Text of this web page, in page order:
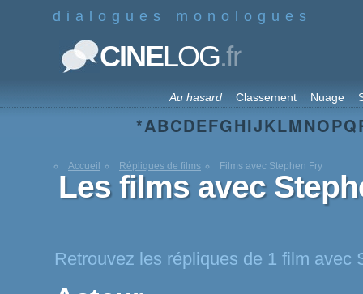
dialogues monologues
CINELOG.fr
Au hasard Classement Nuage
*ABCDEFGHIJKLMNOPQ
Accueil Répliques de films Films avec Stephen Fry
Les films avec
Retrouvez les répliques de 1 film avec